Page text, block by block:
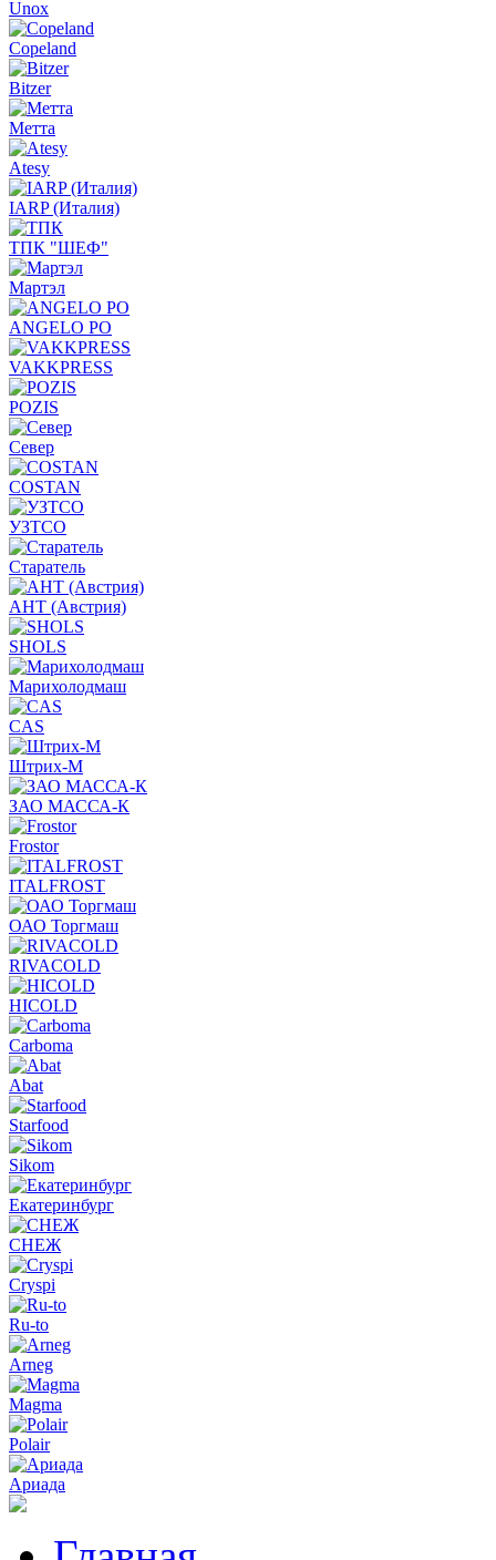
Unox
Copeland
Bitzer
Метта
Atesy
IARP (Италия)
ТПК "ШЕФ"
Мартэл
ANGELO PO
VAKKPRESS
POZIS
Север
COSTAN
УЗТСО
Старатель
АНТ (Австрия)
SHOLS
Марихолодмаш
CAS
Штрих-М
ЗАО МАССА-К
Frostor
ITALFROST
ОАО Торгмаш
RIVACOLD
HICOLD
Carboma
Abat
Starfood
Sikom
Екатеринбург
СНЕЖ
Cryspi
Ru-to
Arneg
Magma
Polair
Ариада